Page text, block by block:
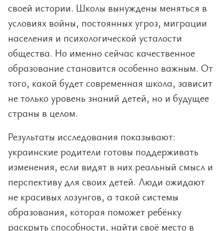
своей истории. Школы вынуждены меняться в
условиях войны, постоянных угроз, миграции
населения и психологической усталости
общества. Но именно сейчас качественное
образование становится особенно важным. От
того, какой будет современная школа, зависит
не только уровень знаний детей, но и будущее
страны в целом.
Результаты исследования показывают:
украинские родители готовы поддерживать
изменения, если видят в них реальный смысл и
перспективу для своих детей. Люди ожидают
не красивых лозунгов, а такой системы
образования, которая поможет ребёнку
раскрыть способности, найти своё место в